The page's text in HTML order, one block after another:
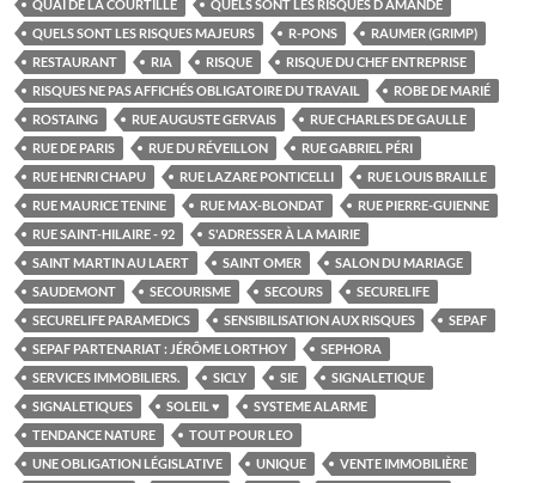
QUAI DE LA COURTILLE
QUELS SONT LES RISQUES D AMANDE
QUELS SONT LES RISQUES MAJEURS
R-PONS
RAUMER (GRIMP)
RESTAURANT
RIA RISQUE
RISQUE DU CHEF ENTREPRISE
RISQUES NE PAS AFFICHÉS OBLIGATOIRE DU TRAVAIL
ROBE DE MARIÉ
ROSTAING
RUE AUGUSTE GERVAIS
RUE CHARLES DE GAULLE
RUE DE PARIS
RUE DU RÉVEILLON
RUE GABRIEL PÉRI
RUE HENRI CHAPU
RUE LAZARE PONTICELLI
RUE LOUIS BRAILLE
RUE MAURICE TENINE
RUE MAX-BLONDAT
RUE PIERRE-GUIENNE
RUE SAINT-HILAIRE - 92
S'ADRESSER À LA MAIRIE
SAINT MARTIN AU LAERT
SAINT OMER
SALON DU MARIAGE
SAUDEMONT
SECOURISME SECOURS
SECURELIFE
SECURELIFE PARAMEDICS
SENSIBILISATION AUX RISQUES
SEPAF
SEPAF PARTENARIAT : JÉRÔME LORTHOY
SEPHORA
SERVICES IMMOBILIERS.
SICLY SIE
SIGNALETIQUE
SIGNALETIQUES
SOLEIL ♥
SYSTEME ALARME
TENDANCE NATURE
TOUT POUR LEO
UNE OBLIGATION LÉGISLATIVE
UNIQUE
VENTE IMMOBILIÈRE